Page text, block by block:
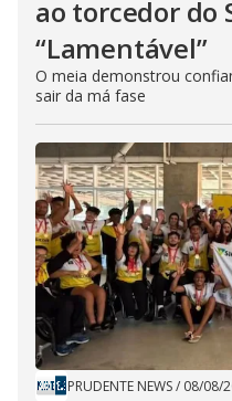
ao torcedor do
“Lamentável”
O meia demonstrou
sair da má fase
PRUDENTE NEWS/ 08/08/